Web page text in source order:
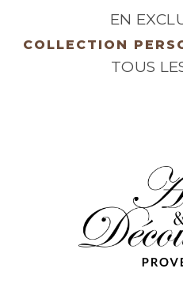
EN EXCLUSIVITÉ •
OUVERT